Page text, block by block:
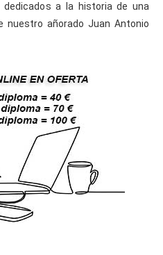
a la historia de una
nuestro añorado Juan Antonio